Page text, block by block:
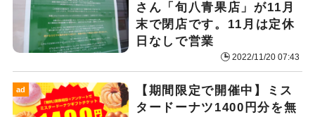
さん「旬八青果店」が11月
末で閉店です。11月は定休
日なしで営業
2022/11/20 07:43
ad
【期間限定で開催中】ミス
タードーナツ1400円分を無